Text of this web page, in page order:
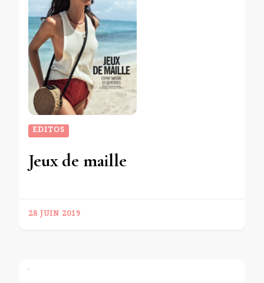
EDITOS
Jeux de maille
28 JUIN 2019